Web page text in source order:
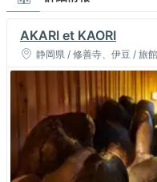
AKARI et KAORI
静岡県 / 修善寺、伊豆 / 旅館